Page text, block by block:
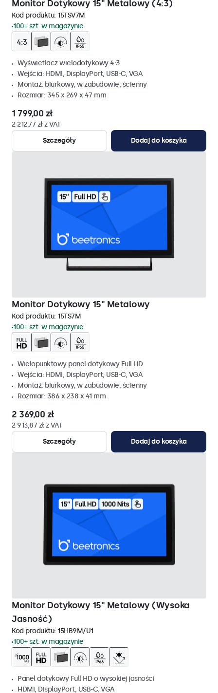
Monitor Dotykowy 15" Metalowy (4:3)
Kod produktu: 15TSV7M
100+ szt. w magazynie
Wyświetlacz wielodotykowy 4:3
Wejścia: HDMI, DisplayPort, USB-C, VGA
Montaż: biurkowy, w zabudowie, ścienny
Rozmiar: 345 x 269 x 47 mm
1 799,00 zł
2 212,77 zł z VAT
Szczegóły
Dodaj do koszyka
Monitor Dotykowy 15" Metalowy
Kod produktu: 15TS7M
100+ szt. w magazynie
Wielopunktowy panel dotykowy Full HD
Wejścia: HDMI, DisplayPort, USB-C, VGA
Montaż: biurkowy, w zabudowie, ścienny
Rozmiar: 386 x 238 x 41 mm
2 369,00 zł
2 913,87 zł z VAT
Szczegóły
Dodaj do koszyka
Monitor Dotykowy 15" Metalowy (Wysoka
Jasność)
Kod produktu: 15HB9M/U1
100+ szt. w magazynie
Panel dotykowy Full HD o wysokiej jasności
HDMI, DisplayPort, USB-C, VGA